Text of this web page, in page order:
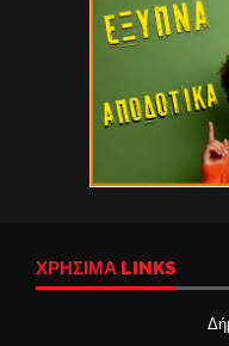
ΧΡΉΣΙΜΑ LINKS